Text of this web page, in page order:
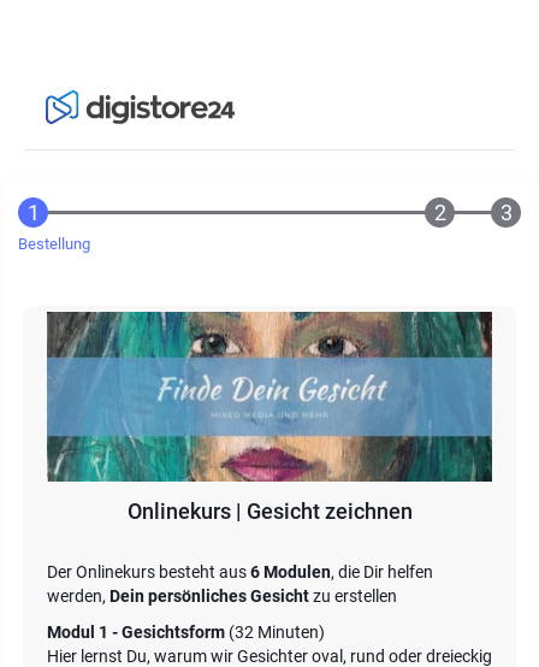
Bestellung
Onlinekurs | Gesicht zeichnen
Der Onlinekurs besteht aus6 Modulen, die Dir helfen
werden, Dein persönliches Gesichtzu erstellen
Modul 1 - Gesichtsform (32 Minuten)
Hier lernst Du, warum wir Gesichter oval, rund oder dreieckig